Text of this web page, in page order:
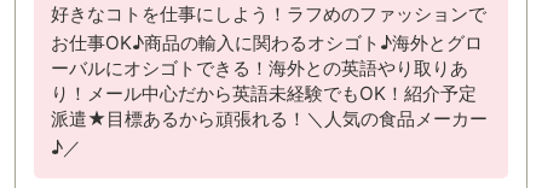
好きなコトを仕事にしよう！ラフめのファッションで
お仕事OK♪商品の輸入に関わるオシゴト♪海外とグロ
ーバルにオシゴトできる！海外との英語やり取りあ
り！メール中心だから英語未経験でもOK！紹介予定
派遣★目標あるから頑張れる！＼人気の食品メーカー
♪／